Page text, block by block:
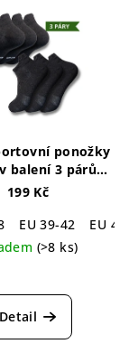
ponožky
balení 3 párů
Socks Black
199 Kč
EU 39-42
EU
(>8 ks)
hodnocení
produktu
Detail